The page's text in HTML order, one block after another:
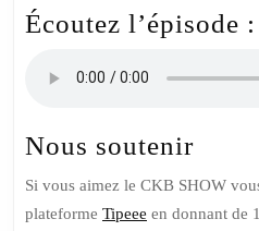
Écoutez l’épisode :
Nous soutenir
Si vous aimez le CKB SHOW
plateforme Tipeee en donnant de